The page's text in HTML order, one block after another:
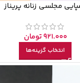
مجلسی زنانه پریناز
921.000تومان
انتخاب گزینه‌ها